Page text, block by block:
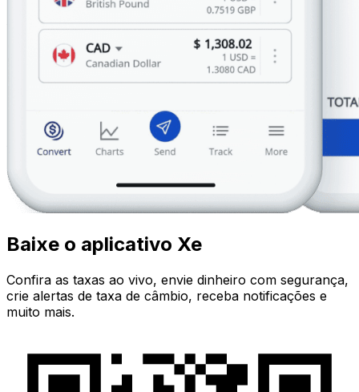
Baixe o aplicativo Xe
Confira as taxas ao vivo, envie dinheiro com segurança,
crie alertas de taxa de câmbio, receba notificações e
muito mais.